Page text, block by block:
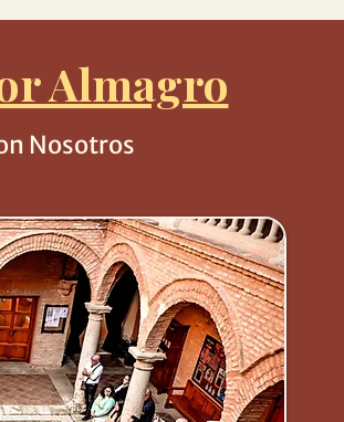
Almagro
Nosotros